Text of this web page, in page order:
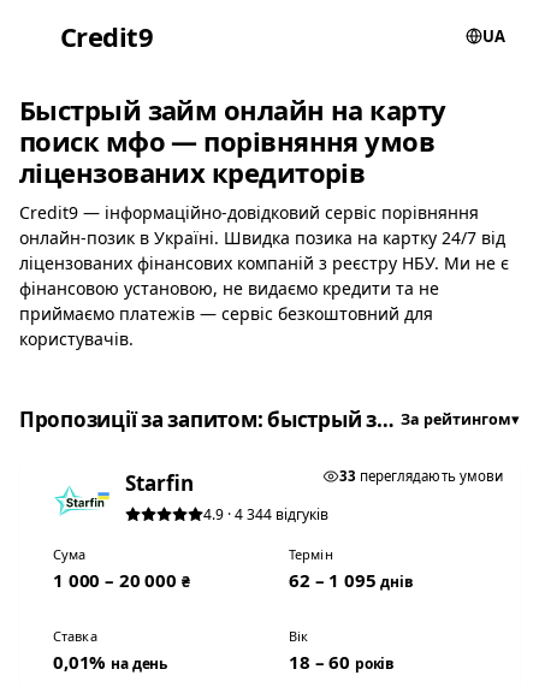
Credit9 UA
Быстрый займ онлайн на карту
поиск мфо — порівняння умов
ліцензованих кредиторів
Credit9 — інформаційно-довідковий сервіс порівняння
онлайн-позик в Україні. Швидка позика на картку 24/7 від
ліцензованих фінансових компаній з реєстру НБУ. Ми не є
фінансовою установою, не видаємо кредити та не
приймаємо платежів — сервіс безкоштовний для
користувачів.
Пропозиції за запитом: быстрый займ онлайн на карту поиск мфо За рейтингом▾
33 переглядають умови
Starfin
4.9 · 4 344 відгуків
Сума
1 000 – 20 000 ₴
Термін
62 – 1 095днів
Ставка
0,01% на день
Вік
18 – 60 років